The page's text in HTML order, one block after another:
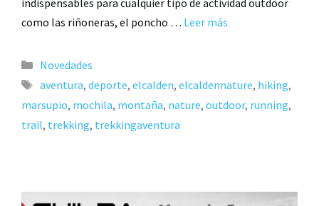
indispensables para cualquier tipo de actividad outdoor
como las riñoneras, el poncho … Leer más
Novedades
aventura, deporte, elcalden, elcaldennature, hiking,
marsupio, mochila, montaña, nature, outdoor, running,
trail, trekking, trekkingaventura